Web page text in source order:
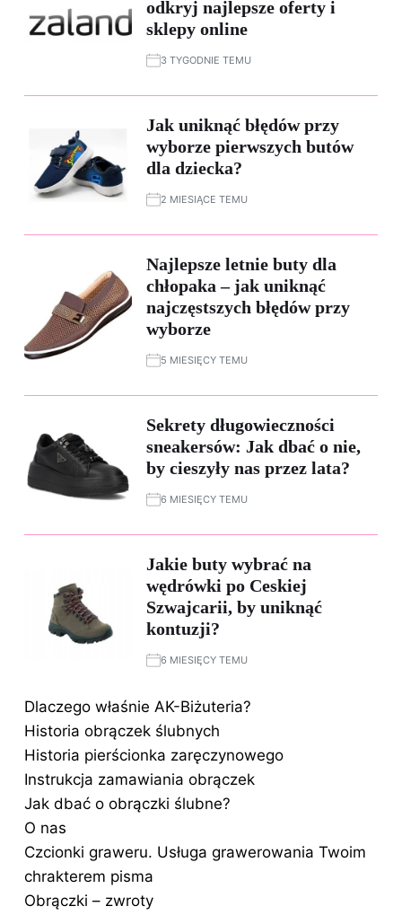
odkryj najlepsze oferty i
sklepy online
3 TYGODNIE TEMU
Jak uniknąć błędów przy
wyborze pierwszych butów
dla dziecka?
2 MIESIĄCE TEMU
Najlepsze letnie buty dla
chłopaka – jak uniknąć
najczęstszych błędów przy
wyborze
5 MIESIĘCY TEMU
Sekrety długowieczności
sneakersów: Jak dbać o nie,
by cieszyły nas przez lata?
6 MIESIĘCY TEMU
Jakie buty wybrać na
wędrówki po Ceskiej
Szwajcarii, by uniknąć
kontuzji?
6 MIESIĘCY TEMU
Dlaczego właśnie AK-Biżuteria?
Historia obrączek ślubnych
Historia pierścionka zaręczynowego
Instrukcja zamawiania obrączek
Jak dbać o obrączki ślubne?
O nas
Czcionki graweru. Usługa grawerowania Twoim
chrakterem pisma
Obrączki – zwroty